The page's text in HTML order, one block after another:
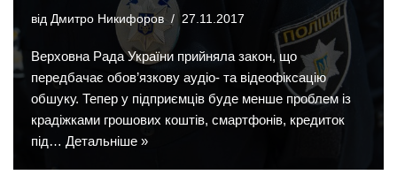
від Дмитро Никифоров 27.11.2017
Верховна Рада України прийняла закон, що
передбачає обов’язкову аудіо- та відеофіксацію
обшуку. Тепер у підприємців буде менше проблем із
крадіжками грошових коштів, смартфонів, кредиток
під… Детальніше »